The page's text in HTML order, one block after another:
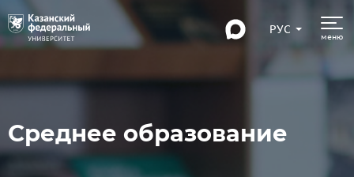
РУС
меню
Cреднее образование